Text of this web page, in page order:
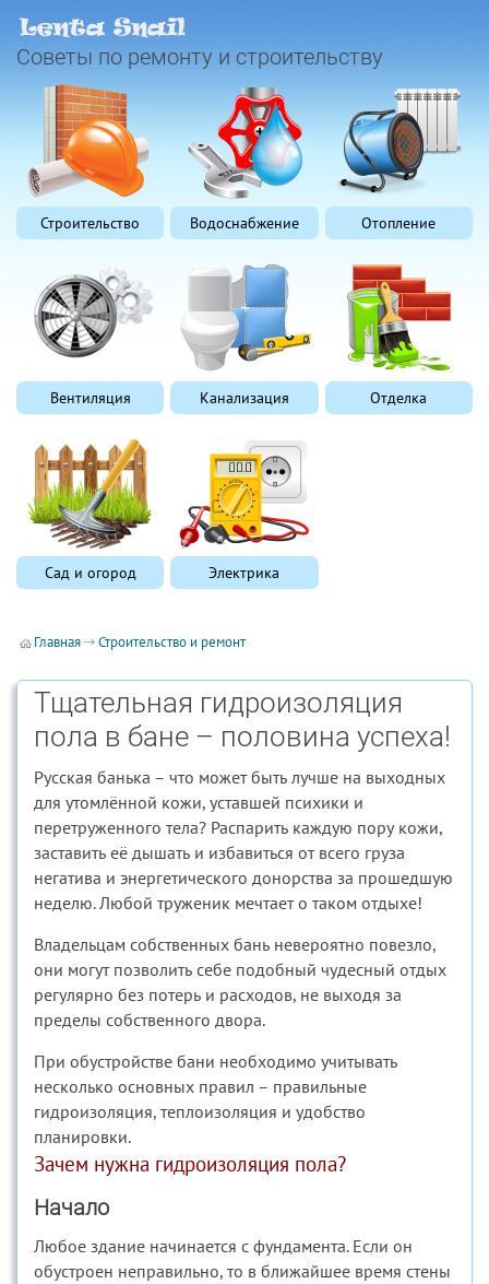
Советы по ремонту и строительству
Строительство Водоснабжение Отопление
Вентиляция Канализация Отделка
Сад и огород Электрика
Главная Строительство и ремонт
Тщательная гидроизоляция
пола в бане – половина успеха!
Русская банька – что может быть лучше на выходных
для утомлённой кожи, уставшей психики и
перетруженного тела? Распарить каждую пору кожи,
заставить её дышать и избавиться от всего груза
негатива и энергетического донорства за прошедшую
неделю. Любой труженик мечтает о таком отдыхе!
Владельцам собственных бань невероятно повезло,
они могут позволить себе подобный чудесный отдых
регулярно без потерь и расходов, не выходя за
пределы собственного двора.
При обустройстве бани необходимо учитывать
несколько основных правил – правильные
гидроизоляция, теплоизоляция и удобство
планировки.
Зачем нужна гидроизоляция пола?
Начало
Любое здание начинается с фундамента. Если он
обустроен неправильно, то в ближайшее время стены